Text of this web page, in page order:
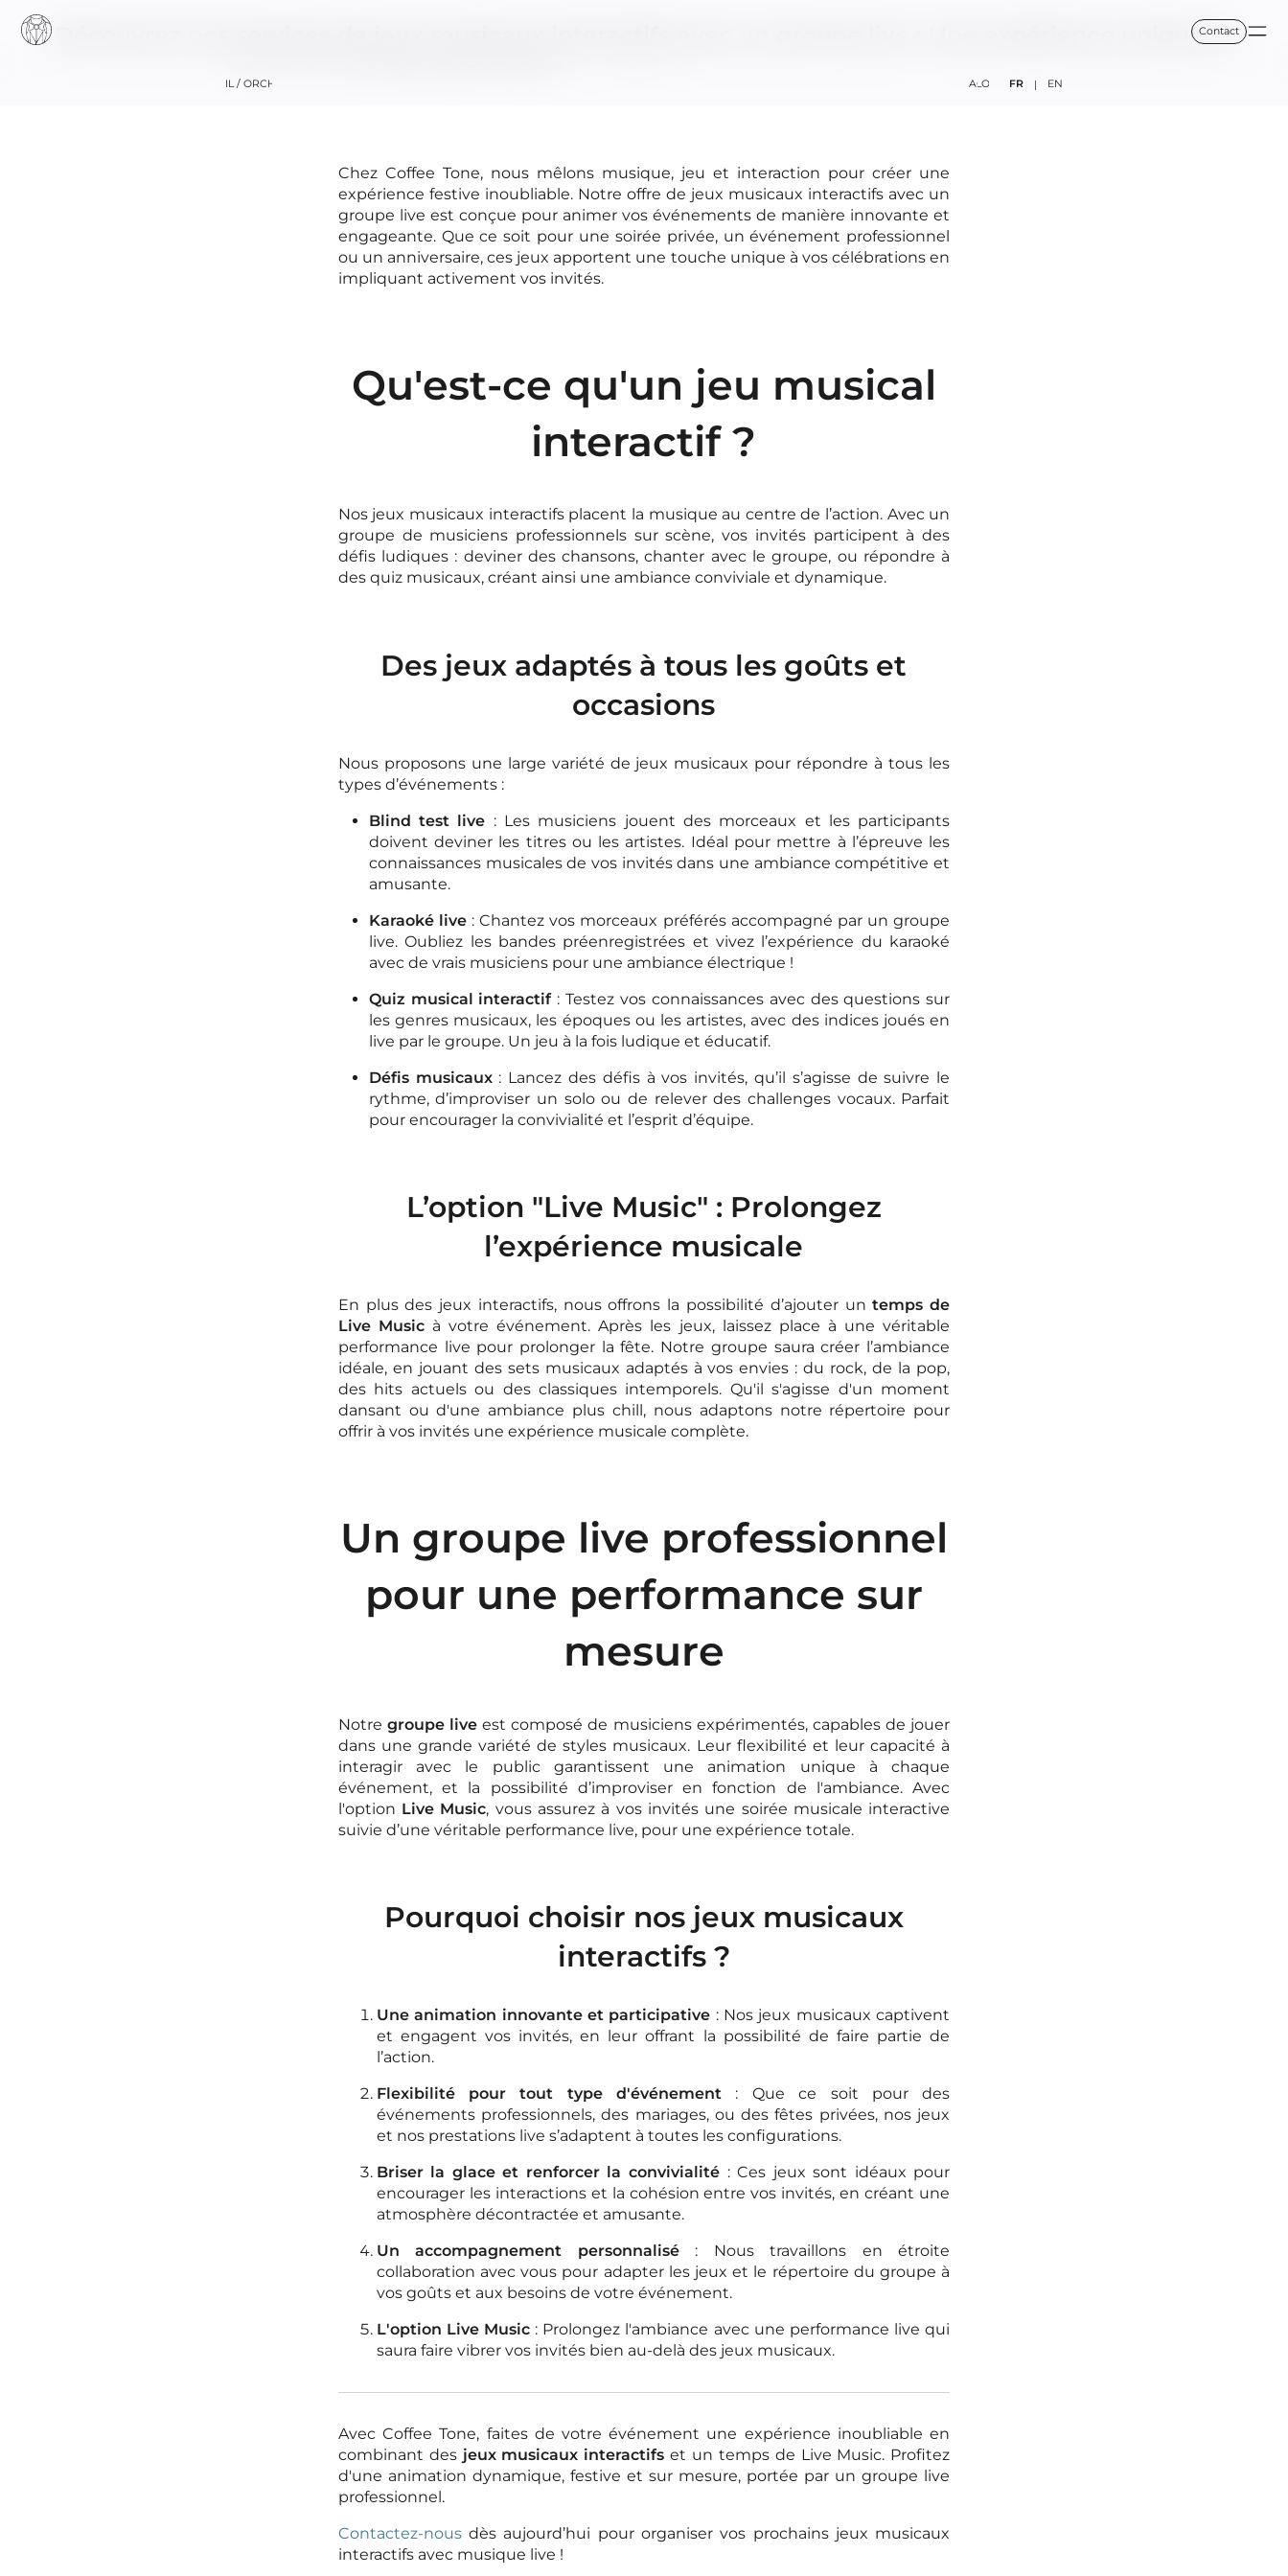
Contact
ACCUEIL / ORCHESTRE FAQ
BLOG FR | EN
Découvrez nos services de jeux musicaux interactifs avec un groupe live : Une expérience unique et
Chez Coffee Tone, nous mêlons musique, jeu et interaction pour créer une
expérience festive inoubliable. Notre offre de jeux musicaux interactifs avec un
groupe live est conçue pour animer vos événements de manière innovante et
engageante. Que ce soit pour une soirée privée, un événement professionnel
ou un anniversaire, ces jeux apportent une touche unique à vos célébrations en
impliquant activement vos invités.
Qu'est-ce qu'un jeu musical
interactif ?
Nos jeux musicaux interactifs placent la musique au centre de l’action. Avec un
groupe de musiciens professionnels sur scène, vos invités participent à des
défis ludiques : deviner des chansons, chanter avec le groupe, ou répondre à
des quiz musicaux, créant ainsi une ambiance conviviale et dynamique.
Des jeux adaptés à tous les goûts et
occasions
Nous proposons une large variété de jeux musicaux pour répondre à tous les
types d’événements :
Blind test live : Les musiciens jouent des morceaux et les participants
doivent deviner les titres ou les artistes. Idéal pour mettre à l’épreuve les
connaissances musicales de vos invités dans une ambiance compétitive et
amusante.
Karaoké live: Chantez vos morceaux préférés accompagné par un groupe
live. Oubliez les bandes préenregistrées et vivez l’expérience du karaoké
avec de vrais musiciens pour une ambiance électrique !
Quiz musical interactif: Testez vos connaissances avec des questions sur
les genres musicaux, les époques ou les artistes, avec des indices joués en
live par le groupe. Un jeu à la fois ludique et éducatif.
Défis musicaux: Lancez des défis à vos invités, qu’il s’agisse de suivre le
rythme, d’improviser un solo ou de relever des challenges vocaux. Parfait
pour encourager la convivialité et l’esprit d’équipe.
L’option "Live Music" : Prolongez
l’expérience musicale
En plus des jeux interactifs, nous offrons la possibilité d’ajouter untemps de
Live Music à votre événement. Après les jeux, laissez place à une véritable
performance live pour prolonger la fête. Notre groupe saura créer l’ambiance
idéale, en jouant des sets musicaux adaptés à vos envies : du rock, de la pop,
des hits actuels ou des classiques intemporels. Qu'il s'agisse d'un moment
dansant ou d'une ambiance plus chill, nous adaptons notre répertoire pour
offrir à vos invités une expérience musicale complète.
Un groupe live professionnel
pour une performance sur
mesure
Notre groupe live est composé de musiciens expérimentés, capables de jouer
dans une grande variété de styles musicaux. Leur flexibilité et leur capacité à
interagir avec le public garantissent une animation unique à chaque
événement, et la possibilité d’improviser en fonction de l'ambiance. Avec
l'option Live Music, vous assurez à vos invités une soirée musicale interactive
suivie d’une véritable performance live, pour une expérience totale.
Pourquoi choisir nos jeux musicaux
interactifs ?
Une animation innovante et participative : Nos jeux musicaux captivent
et engagent vos invités, en leur offrant la possibilité de faire partie de
l’action.
Flexibilité pour tout type d'événement : Que ce soit pour des
événements professionnels, des mariages, ou des fêtes privées, nos jeux
et nos prestations live s’adaptent à toutes les configurations.
Briser la glace et renforcer la convivialité : Ces jeux sont idéaux pour
encourager les interactions et la cohésion entre vos invités, en créant une
atmosphère décontractée et amusante.
Un accompagnement personnalisé: Nous travaillons en étroite
collaboration avec vous pour adapter les jeux et le répertoire du groupe à
vos goûts et aux besoins de votre événement.
L'option Live Music : Prolongez l'ambiance avec une performance live qui
saura faire vibrer vos invités bien au-delà des jeux musicaux.
Avec Coffee Tone, faites de votre événement une expérience inoubliable en
combinant des jeux musicaux interactifs et un temps de Live Music. Profitez
d'une animation dynamique, festive et sur mesure, portée par un groupe live
professionnel.
Contactez-nousdès aujourd’hui pour organiser vos prochains jeux musicaux
interactifs avec musique live !
contact@coffeetone.fr
+33 (0)6 16 21 40 04